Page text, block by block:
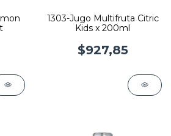
1303-Jugo Multifruta Citric
Kids x 200ml
$927,85